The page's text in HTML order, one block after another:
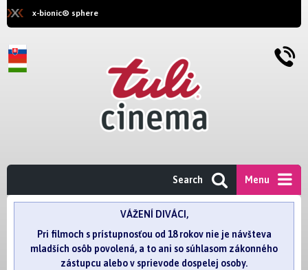
x-bionic® sphere
Menu
Search
VÁŽENÍ DIVÁCI,
Pri filmoch s prístupnosťou od 18 rokov nie je návšteva
mladších osôb povolená, a to ani so súhlasom zákonného
zástupcu alebo v sprievode dospelej osoby.